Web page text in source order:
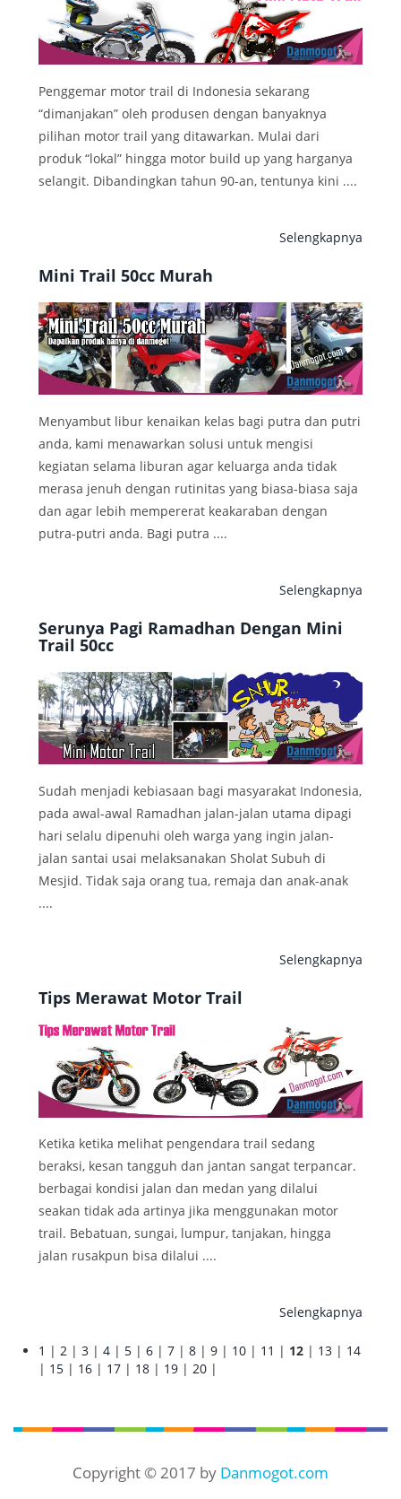
Penggemar motor trail di Indonesia sekarang
“dimanjakan” oleh produsen dengan banyaknya
pilihan motor trail yang ditawarkan. Mulai dari
produk “lokal” hingga motor build up yang harganya
selangit. Dibandingkan tahun 90-an, tentunya kini ....
Selengkapnya
Mini Trail 50cc Murah
Menyambut libur kenaikan kelas bagi putra dan putri
anda, kami menawarkan solusi untuk mengisi
kegiatan selama liburan agar keluarga anda tidak
merasa jenuh dengan rutinitas yang biasa-biasa saja
dan agar lebih mempererat keakaraban dengan
putra-putri anda. Bagi putra ....
Selengkapnya
Serunya Pagi Ramadhan Dengan Mini
Trail 50cc
Sudah menjadi kebiasaan bagi masyarakat Indonesia,
pada awal-awal Ramadhan jalan-jalan utama dipagi
hari selalu dipenuhi oleh warga yang ingin jalan-
jalan santai usai melaksanakan Sholat Subuh di
Mesjid. Tidak saja orang tua, remaja dan anak-anak
....
Selengkapnya
Tips Merawat Motor Trail
Ketika ketika melihat pengendara trail sedang
beraksi, kesan tangguh dan jantan sangat terpancar.
berbagai kondisi jalan dan medan yang dilalui
seakan tidak ada artinya jika menggunakan motor
trail. Bebatuan, sungai, lumpur, tanjakan, hingga
jalan rusakpun bisa dilalui ....
Selengkapnya
1 | 2 | 3 | 4 | 5 | 6 | 7 | 8 | 9 | 10 | 11 | 12 | 13 | 14
| 15 | 16 | 17 | 18 | 19 | 20 |
Copyright © 2017 by Danmogot.com